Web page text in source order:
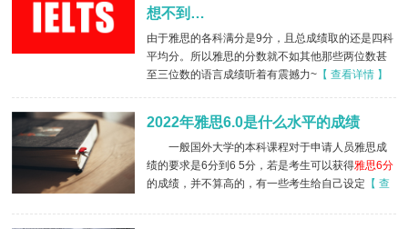
想不到…
由于雅思的各科满分是9分，且总成绩取的还是四科
平均分。所以雅思的分数就不如其他那些两位数甚
至三位数的语言成绩听着有震撼力~【 查看详情 】
2022年雅思6.0是什么水平的成绩
一般国外大学的本科课程对于申请人员雅思成
绩的要求是6分到6 5分，若是考生可以获得雅思6分
的成绩，并不算高的，有一些考生给自己设定 【 查